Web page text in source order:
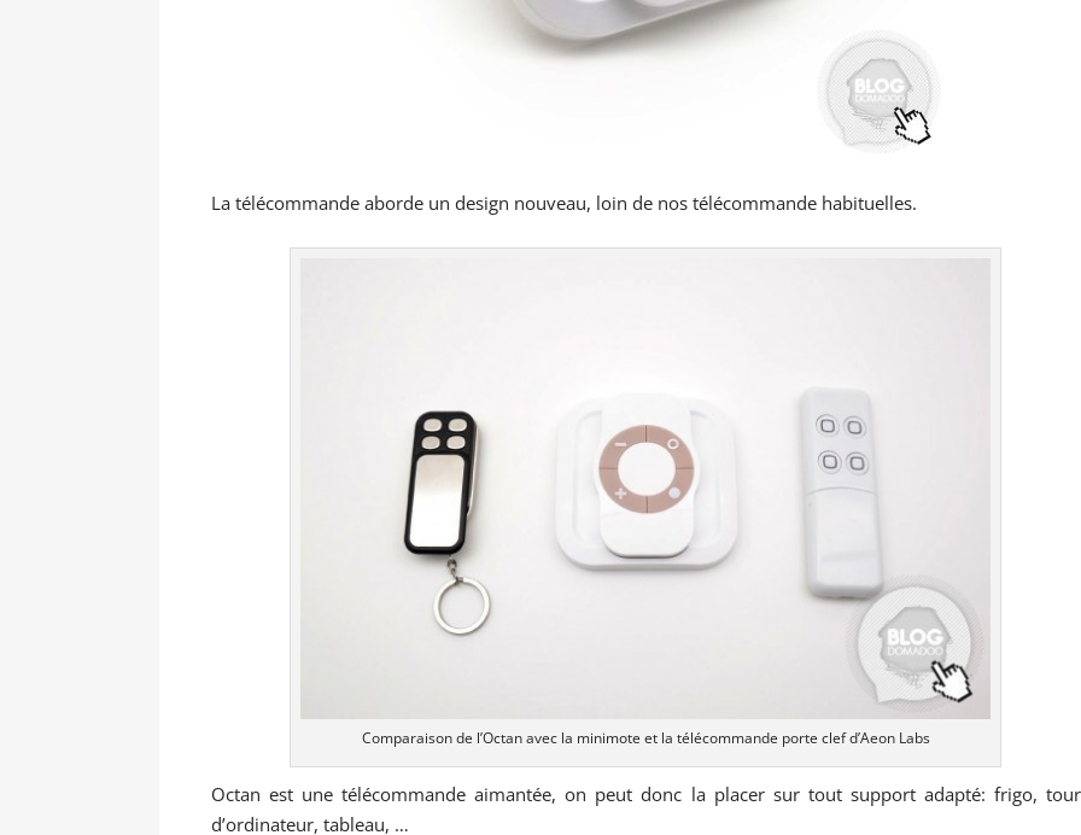
La télécommande aborde un design nouveau, loin de nos télécommande habituelles.
Comparaison de l’Octan avec la minimote et la télécommande porte clef d’Aeon Labs
Octan est une télécommande aimantée, on peut donc la placer sur tout support adapté: frigo, tour
d’ordinateur, tableau, …